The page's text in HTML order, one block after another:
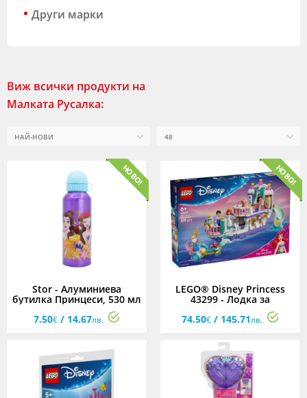
Други марки
Виж всички продукти на
Малката Русалка:
Stor - Алуминиева
бутилка Принцеси, 530 мл
7.50€ / 14.67лв.
LEGO® Disney Princess
43299 - Лодка за
кралската сватба на
Ариел
74.50€ / 145.71лв.